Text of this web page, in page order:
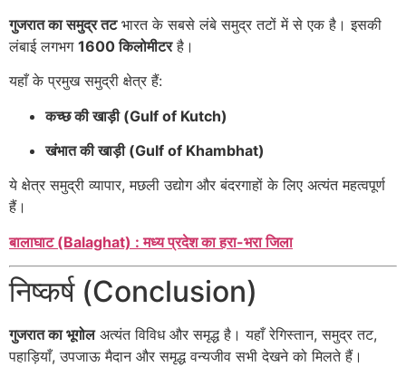
गुजरात का समुद्र तटभारत के सबसे लंबे समुद्र तटों में से एक है। इसकी
लंबाई लगभग 1600 किलोमीटरहै।
यहाँ के प्रमुख समुद्री क्षेत्र हैं:
कच्छ की खाड़ी (Gulf of Kutch)
खंभात की खाड़ी (Gulf of Khambhat)
ये क्षेत्र समुद्री व्यापार, मछली उद्योग और बंदरगाहों के लिए अत्यंत महत्वपूर्ण
हैं।
बालाघाट (Balaghat) : मध्य प्रदेश का हरा-भरा जिला
निष्कर्ष (Conclusion)
गुजरात का भूगोलअत्यंत विविध और समृद्ध है। यहाँ रेगिस्तान, समुद्र तट,
पहाड़ियाँ, उपजाऊ मैदान और समृद्ध वन्यजीव सभी देखने को मिलते हैं।